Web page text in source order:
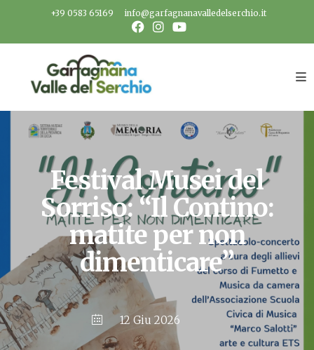
+39 0583 65169 info@garfagnanavalledelserchio.it
Festival Musei del
Sorriso: “Il Contino:
matite per non
dimenticare”
12 Giu 2026